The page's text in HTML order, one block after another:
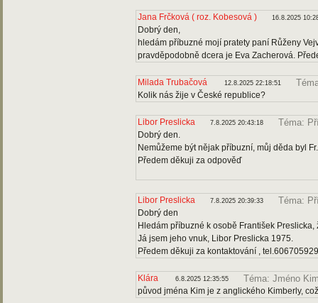
Jana Frčková ( roz. Kobesová ) 16.8.2025
Dobrý den,
hledám příbuzné mojí pratety paní Růženy
pravděpodobně dcera je Eva Zacherová.
Milada Trubačová 12.8.2025 22:18:51
Kolik nás žije v České republice?
Libor Preslicka 7.8.2025 20:43:18 Téma:
Dobrý den.
Nemůžeme být nějak příbuzní, můj děda byl
Předem děkuji za odpověď
Libor Preslicka 7.8.2025 20:39:33 Téma:
Dobrý den
Hledám příbuzné k osobě František
Já jsem jeho vnuk, Libor Preslicka 1975.
Předem děkuji za kontaktování , tel.606705929
Klára 6.8.2025 12:35:55 Téma: Jméno
původ jména Kim je z anglického Kimberly,